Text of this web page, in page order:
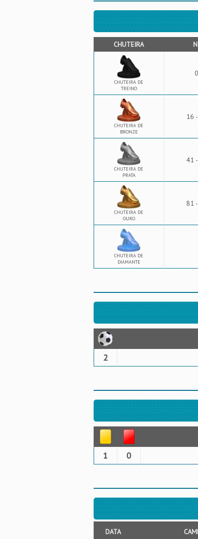
CHUTEIRA
CHUTEIRA DE
TREINO
CHUTEIRA DE
BRONZE
16
CHUTEIRA DE
PRATA
41
CHUTEIRA DE
OURO
81
CHUTEIRA DE
DIAMANTE
2
1 0
DATA